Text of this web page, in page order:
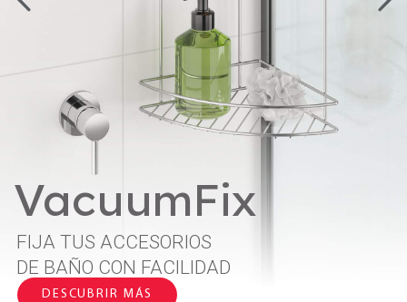
VacuumFix
FIJA TUS ACCESORIOS
DE BAÑO CON FACILIDAD
DESCUBRIR MÁS